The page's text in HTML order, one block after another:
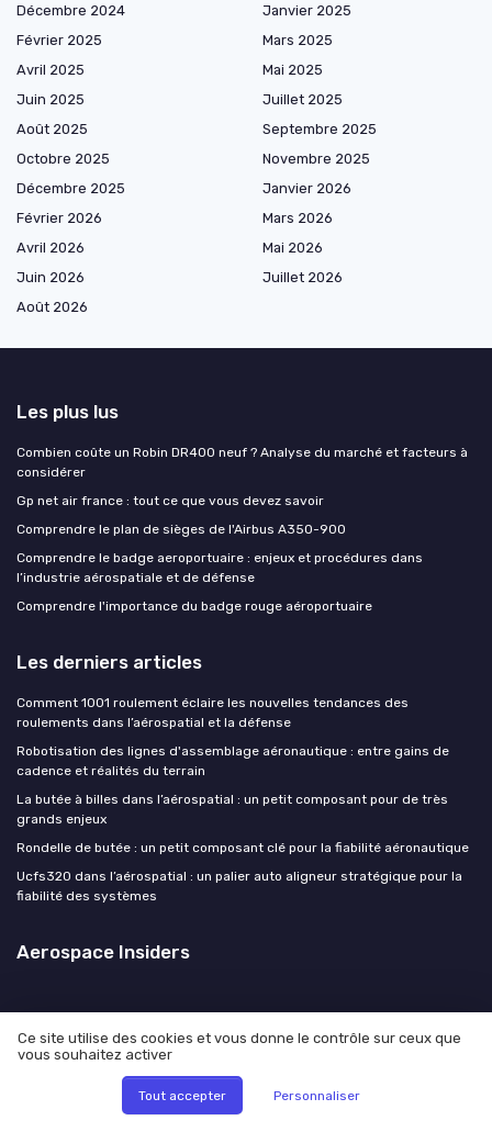
Décembre 2024
Janvier 2025
Février 2025
Mars 2025
Avril 2025
Mai 2025
Juin 2025
Juillet 2025
Août 2025
Septembre 2025
Octobre 2025
Novembre 2025
Décembre 2025
Janvier 2026
Février 2026
Mars 2026
Avril 2026
Mai 2026
Juin 2026
Juillet 2026
Août 2026
Les plus lus
Combien coûte un Robin DR400 neuf ? Analyse du marché et facteurs à
considérer
Gp net air france : tout ce que vous devez savoir
Comprendre le plan de sièges de l'Airbus A350-900
Comprendre le badge aeroportuaire : enjeux et procédures dans
l’industrie aérospatiale et de défense
Comprendre l'importance du badge rouge aéroportuaire
Les derniers articles
Comment 1001 roulement éclaire les nouvelles tendances des
roulements dans l’aérospatial et la défense
Robotisation des lignes d'assemblage aéronautique : entre gains de
cadence et réalités du terrain
La butée à billes dans l’aérospatial : un petit composant pour de très
grands enjeux
Rondelle de butée : un petit composant clé pour la fiabilité aéronautique
Ucfs320 dans l’aérospatial : un palier auto aligneur stratégique pour la
fiabilité des systèmes
Aerospace Insiders
Mentions légales
© Aerospace Insiders 2026
Ce site utilise des cookies et vous donne le contrôle sur ceux que
vous souhaitez activer
Tout accepter Personnaliser